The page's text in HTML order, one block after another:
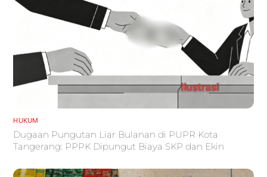
HUKUM
Dugaan Pungutan Liar Bulanan di PUPR Kota
Tangerang: PPPK Dipungut Biaya SKP dan Ekin